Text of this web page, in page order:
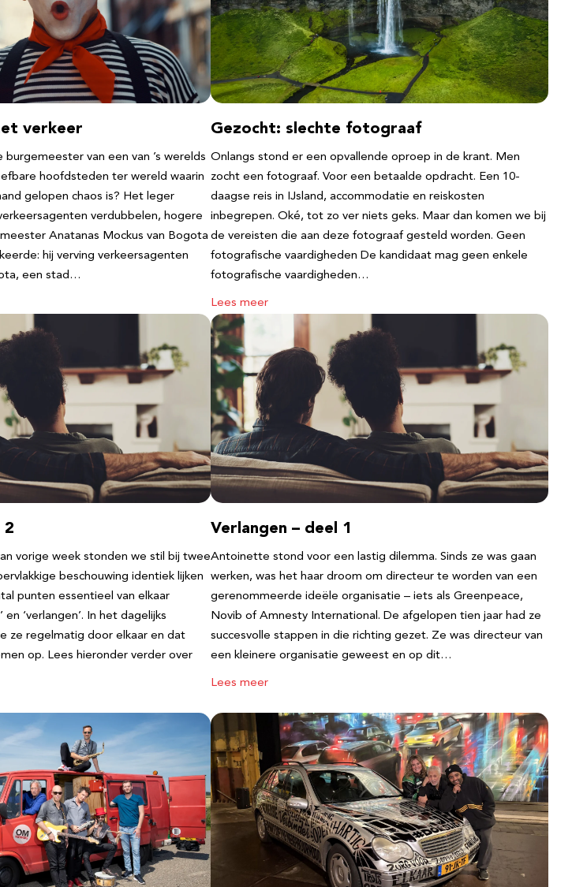
verkeer
burgemeester van een van ’s werelds
hoofdsteden ter wereld waarin
gelopen chaos is? Het leger
verdubbelen, hogere
Anatanas Mockus van Bogota
hij verving verkeersagenten
een stad…
Gezocht: slechte fotograaf
Onlangs stond er een opvallende oproep in de krant. Men
zocht een fotograaf. Voor een betaalde opdracht. Een 10-
daagse reis in IJsland, accommodatie en reiskosten
inbegrepen. Oké, tot zo ver niets geks. Maar dan komen we bij
de vereisten die aan deze fotograaf gesteld worden. Geen
fotografische vaardigheden De kandidaat mag geen enkele
fotografische vaardigheden…
Lees meer
2
vorige week stonden we stil bij twee
beschouwing identiek lijken
punten essentieel van elkaar
en ‘verlangen’. In het dagelijks
ze regelmatig door elkaar en dat
op. Lees hieronder verder over
Verlangen – deel 1
Antoinette stond voor een lastig dilemma. Sinds ze was gaan
werken, was het haar droom om directeur te worden van een
gerenommeerde ideële organisatie – iets als Greenpeace,
Novib of Amnesty International. De afgelopen tien jaar had ze
succesvolle stappen in die richting gezet. Ze was directeur van
een kleinere organisatie geweest en op dit…
Lees meer